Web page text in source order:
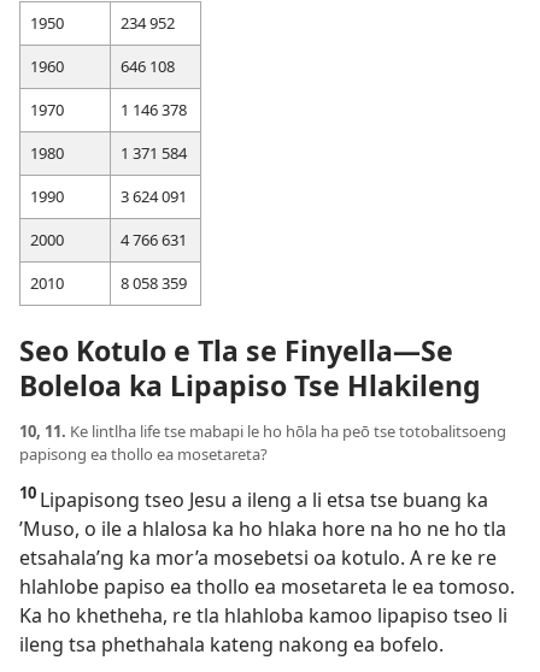
1950
234 952
1960
646 108
1970
1 146 378
1980
1 371 584
1990
3 624 091
2000
4 766 631
2010
8 058 359
Seo Kotulo e Tla se Finyella—Se
Boleloa ka Lipapiso Tse Hlakileng
10, 11. Ke lintlha life tse mabapi le ho hōla ha peō tse totobalitsoeng
papisong ea thollo ea mosetareta?
10 Lipapisong tseo Jesu a ileng a li etsa tse buang ka
’Muso, o ile a hlalosa ka ho hlaka hore na ho ne ho tla
etsahala’ng ka mor’a mosebetsi oa kotulo. A re ke re
hlahlobe papiso ea thollo ea mosetareta le ea tomoso.
Ka ho khetheha, re tla hlahloba kamoo lipapiso tseo li
ileng tsa phethahala kateng nakong ea bofelo.